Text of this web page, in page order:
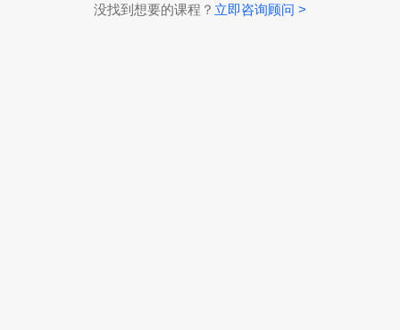
没找到想要的课程？ 立即咨询顾问 >